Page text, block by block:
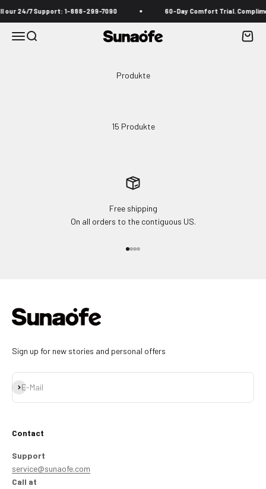
our 24/7 Support: 1-888-299-7090 60-Day Comfort Trial.
MenüSuche Sunaofe
15 Produkte
Free shipping
On all orders to the contiguous US.
Sign up for new stories and personal offers
E-Mail
Abonnieren
Contact
Support
service@sunaofe.com
Call at